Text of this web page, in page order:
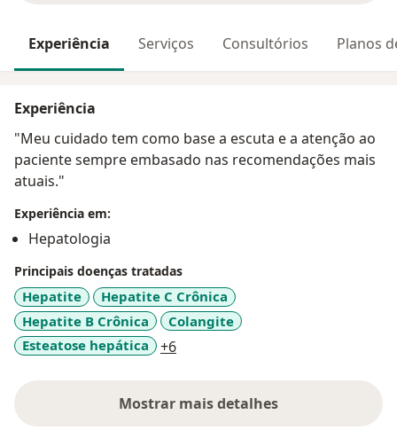
Experiência Serviços Consultórios Planos
Experiência
"Meu cuidado tem como base a escuta e a atenção ao
paciente sempre embasado nas recomendações mais
atuais."
Experiência em:
Hepatologia
Principais doenças tratadas
Hepatite
Hepatite C Crônica
Hepatite B Crônica
Colangite
Esteatose hepática
+6a11y_sr_more_diseases
Mostrar mais detalhes
sobre a experiência